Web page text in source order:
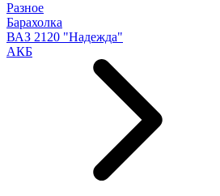
Разное
Барахолка
ВАЗ 2120 "Надежда"
АКБ